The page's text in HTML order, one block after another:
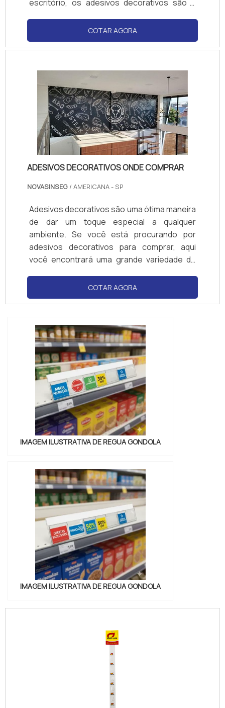
escritório, os adesivos decorativos são a
visual de seu ambiente sem gastar muito. Na
SP Adesivos você encontra uma grande
variedade de adesivos decorativos para
COTAR AGORA
ADESIVOS DECORATIVOS ONDE COMPRAR
NOVASINSEG / AMERICANA - SP
Adesivos decorativos são uma ótima maneira
de dar um toque especial a qualquer
ambiente. Se você está procurando por
adesivos decorativos para comprar, aqui
você encontrará uma grande variedade de
Navegue por nossa seleção de adesivos
decorativos e encontre o que melhor se
adesivos decorativos online com segurança
e facilidade.
COTAR AGORA
IMAGEM ILUSTRATIVA DE REGUA GONDOLA
IMAGEM ILUSTRATIVA DE REGUA GONDOLA